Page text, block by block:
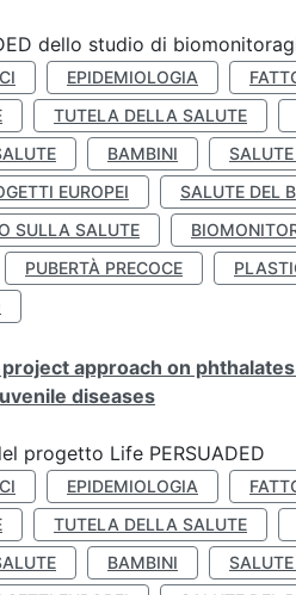
dello studio di
EPIDEMIOLOGIA
TUTELA DELLA SALUTE
BAMBINI
EUROPEI SALUTE DEL
SULLA SALUTE
PUBERTÀ PRECOCE
project approach on
diseases
progetto Life PERSUADED
EPIDEMIOLOGIA
TUTELA DELLA SALUTE
BAMBINI